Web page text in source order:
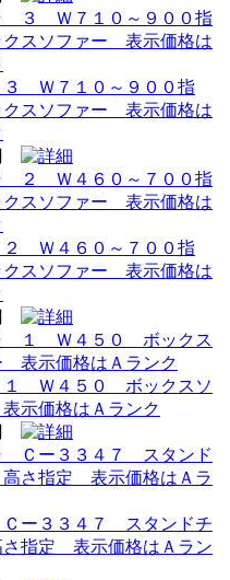
Ｗ７１０～９００指
スソファー 表示価格は
Ｗ４６０～７００指
スソファー 表示価格は
Ｗ４５０ ボックスソ
示価格はＡランク
ー３３４７ スタンドチ
指定 表示価格はＡラン